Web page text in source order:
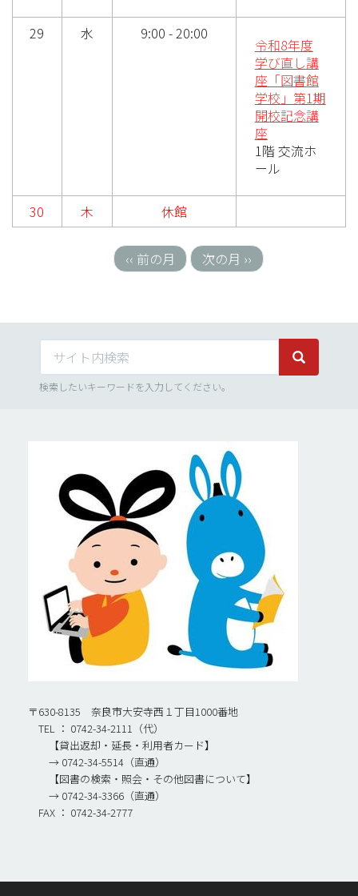
29 水 9:00 - 20:00
令和8年度
学び直し講
座「図書館
学校」第1期
開校記念講
座
1階 交流ホ
ール
30 木 休館
‹‹ 前の月 次の月 ››
サイト内検索 サイト内
検索したいキーワードを入力してください。
〒630-8135 奈良市大安寺西１丁目1000番地
TEL ： 0742-34-2111（代）
【貸出返却・延長・利用者カード】
→ 0742-34-5514（直通）
【図書の検索・照会・その他図書について】
→ 0742-34-3366（直通）
FAX ： 0742-34-2777